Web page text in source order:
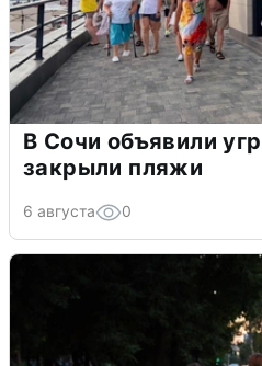
В Сочи объявили
закрыли пляжи
6 августа 0